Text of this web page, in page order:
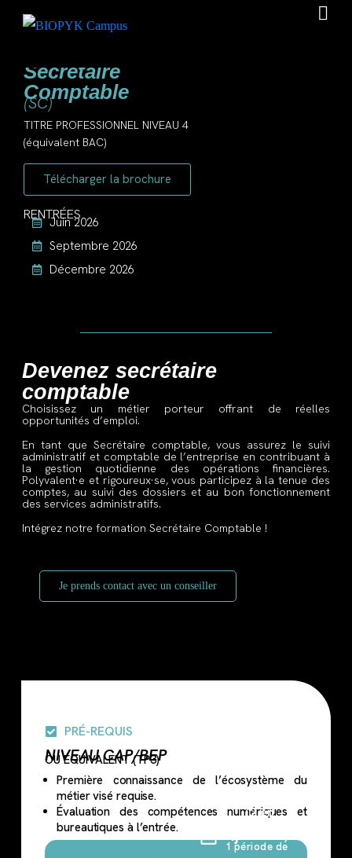
Secrétaire
Comptable
(SC)
TITRE PROFESSIONNEL NIVEAU 4
(équivalent BAC)
Télécharger la brochure
RENTRÉES
Juin 2026
Septembre 2026
Décembre 2026
Devenez secrétaire
comptable
Choisissez un métier porteur offrant de réelles
opportunités d’emploi.
En tant que Secrétaire comptable, vous assurez le suivi
administratif et comptable de l’entreprise en contribuant à
la gestion quotidienne des opérations financières.
Polyvalent·e et rigoureux·se, vous participez à la tenue des
comptes, au suivi des dossiers et au bon fonctionnement
des services administratifs.
Intégrez notre formation Secrétaire Comptable !
Je prends contact avec un conseiller
PRÉ-REQUIS
NIVEAU CAP/BEP
OU ÉQUIVALENT (TP3)
Première connaissance de l’écosystème du
métier visé requise.
Évaluation des compétences numériques et
bureautiques à l’entrée.
4j
1 période de
(2 en
centre)